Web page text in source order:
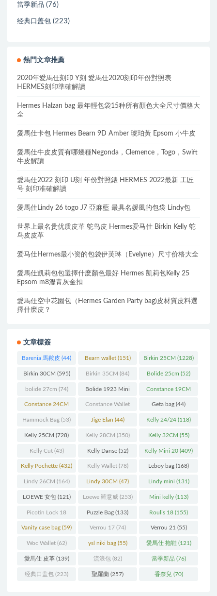
當季新品 (76)
经典口盖包 (223)
熱門文章推薦
2020年愛馬仕刻印 Y刻 愛馬仕2020刻印年份對照表
HERMES刻印準確解讀
Hermes Halzan bag 最年輕包袋15种所有顏色大全尺寸價格大
全
愛馬仕卡包 Hermes Bearn 9D Amber 琥珀黃 Epsom 小牛皮
愛馬仕牛皮皮質有哪幾種Negonda，Clemence，Togo，Swift
牛皮解讀
愛馬仕2022 刻印 U刻 年份對照錶 HERMES 2022最新 工匠
号 刻印准確解讀
愛馬仕Lindy 26 togo J7 亞麻藍 最具名媛風的包袋 Lindy包
世界上最名贵优质皮革 鸵鸟皮 Hermes爱马仕 Birkin Kelly 鸵
鸟皮皮革
爱马仕Hermes最小资的包袋伊芙琳（Evelyne）尺寸价格大全
愛馬仕凱莉包包選擇什麽顏色最好 Hermes 凱莉包Kelly 25
Epsom m8瀝青灰金扣
愛馬仕空中花園包（Hermes Garden Party bag)皮材質皮料選
擇什麽皮？
文章標簽
Barenia 馬鞍皮 (44) Bearn wallet(151) Birkin 25CM (1228)
Birkin 30CM (595) Birkin 35CM (84) Bolide 25cm (52)
bolide 27cm (74) Bolide 1923 Mini
(93)
Constance 19CM
(571)
Constance 24CM
(216)
Constance Wallet
(60)
Geta bag (44)
Hammock Bag (53) Jige Elan (44) Kelly 24/24 (118)
Kelly 25CM (728) Kelly 28CM (350) Kelly 32CM (55)
Kelly Cut(43) Kelly Danse(52) Kelly Mini 20 (409)
Kelly Pochette (432) Kelly Wallet(78) Leboy bag (168)
Lindy 26CM (164) Lindy 30CM (47) Lindy mini (131)
LOEWE 女包(121) Loewe 羅意威(253) Mini kelly(113)
Picotin Lock 18
(202)
Puzzle Bag (133) Roulis 18 (155)
Vanity case bag (59) Verrou 17(74) Verrou 21 (55)
Woc Wallet(62) ysl niki bag(55) 愛馬仕 拖鞋(121)
愛馬仕 皮革(139) 流浪包(82) 當季新品 (76)
经典口盖包 (223) 聖羅蘭 (257) 香奈兒 (70)